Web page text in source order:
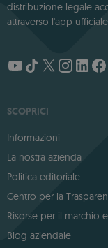
distribuzione legale
attraverso l'app
SCOPRICI
Informazioni
La nostra azienda
Politica editoriale
Centro per la
Risorse per il marchio
Blog aziendale